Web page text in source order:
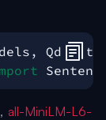
,
all-MiniLM-L6-